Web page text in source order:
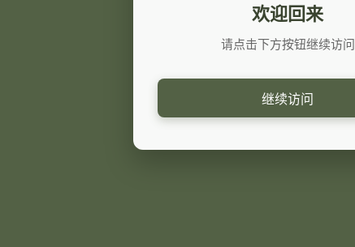
欢迎回来
请点击下方按钮继续访问
继续访问